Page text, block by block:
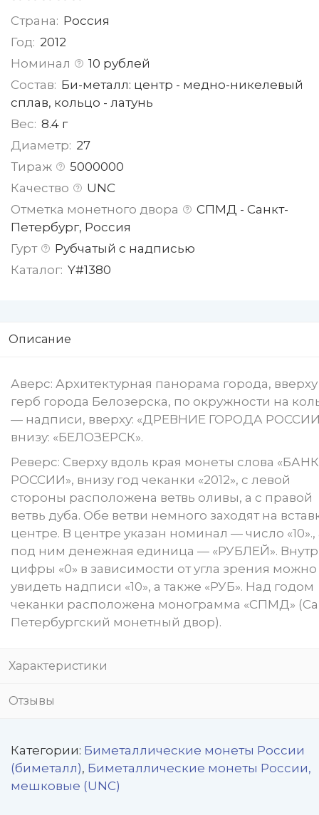
Страна: Россия
Год: 2012
Номинал
10 рублей
Состав: Би-металл: центр - медно-никелевый
сплав, кольцо - латунь
Вес: 8.4 г
Диаметр: 27
Тираж
5000000
Качество
UNC
Отметка монетного двора
СПМД - Санкт-
Петербург, Россия
Гурт
Рубчатый с надписью
Каталог: Y#1380
Описание
Аверс: Архитектурная панорама города,
герб города Белозерска, по окружности на
— надписи, вверху: «ДРЕВНИЕ ГОРОДА
внизу: «БЕЛОЗЕРСК».
Реверс: Сверху вдоль края монеты слова «БАНК
РОССИИ», внизу год чеканки «2012», с левой
стороны расположена ветвь оливы, а с правой
ветвь дуба. Обе ветви немного заходят на
центре. В центре указан номинал — число «10».,
под ним денежная единица — «РУБЛЕЙ».
цифры «0» в зависимости от угла зрения можно
увидеть надписи «10», а также «РУБ». Над годом
чеканки расположена монограмма «СПМД»
Петербургский монетный двор).
Характеристики
Отзывы
Категории: Биметаллические монеты России
(биметалл), Биметаллические монеты России,
мешковые (UNC)